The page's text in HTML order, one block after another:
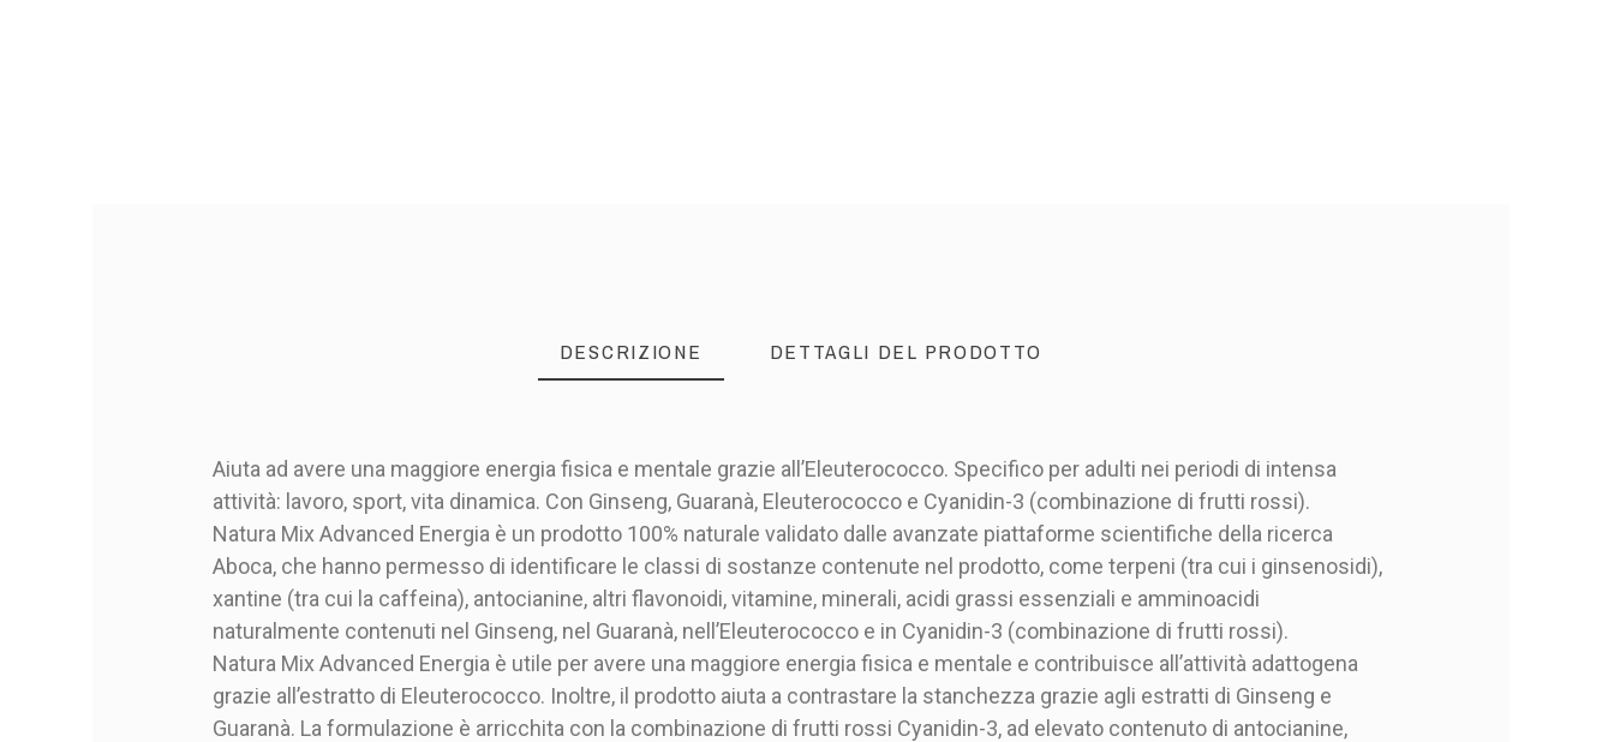
DESCRIZIONE DETTAGLI DEL PRODOTTO
Aiuta ad avere una maggiore energia fisica e mentale grazie all’Eleuterococco. Specifico per adulti nei periodi di intensa
attività: lavoro, sport, vita dinamica. Con Ginseng, Guaranà, Eleuterococco e Cyanidin-3 (combinazione di frutti rossi).
Natura Mix Advanced Energia è un prodotto 100% naturale validato dalle avanzate piattaforme scientifiche della ricerca
Aboca, che hanno permesso di identificare le classi di sostanze contenute nel prodotto, come terpeni (tra cui i ginsenosidi),
xantine (tra cui la caffeina), antocianine, altri flavonoidi, vitamine, minerali, acidi grassi essenziali e amminoacidi
naturalmente contenuti nel Ginseng, nel Guaranà, nell’Eleuterococco e in Cyanidin-3 (combinazione di frutti rossi).
Natura Mix Advanced Energia è utile per avere una maggiore energia fisica e mentale e contribuisce all’attività adattogena
grazie all’estratto di Eleuterococco. Inoltre, il prodotto aiuta a contrastare la stanchezza grazie agli estratti di Ginseng e
Guaranà. La formulazione è arricchita con la combinazione di frutti rossi Cyanidin-3, ad elevato contenuto di antocianine,